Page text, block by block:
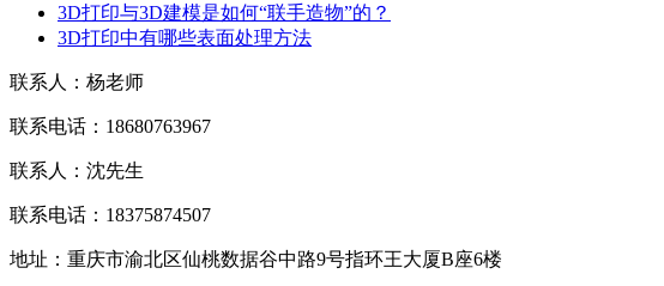
3D打印与3D建模是如何“联手造物”的？
3D打印中有哪些表面处理方法
联系人：杨老师
联系电话：18680763967
联系人：沈先生
联系电话：18375874507
地址：重庆市渝北区仙桃数据谷中路9号指环王大厦B座6楼